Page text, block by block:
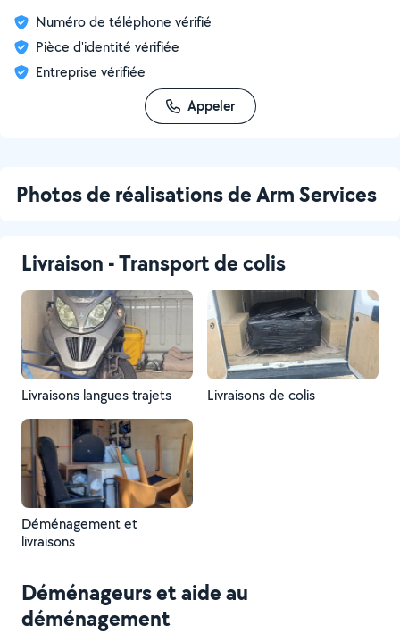
Numéro de téléphone vérifié
Pièce d'identité vérifiée
Entreprise vérifiée
Appeler
Photos de réalisations de Arm Services
Livraison - Transport de colis
Livraisons langues trajets Livraisons de colis
Déménagement et
livraisons
Déménageurs et aide au
déménagement